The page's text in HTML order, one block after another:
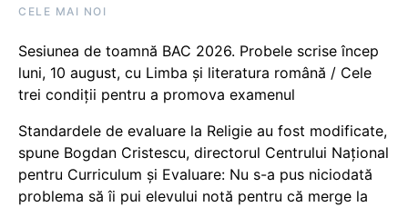
CELE MAI NOI
Sesiunea de toamnă BAC 2026. Probele scrise încep
luni, 10 august, cu Limba și literatura română / Cele
trei condiții pentru a promova examenul
Standardele de evaluare la Religie au fost modificate,
spune Bogdan Cristescu, directorul Centrului Național
pentru Curriculum și Evaluare: Nu s-a pus niciodată
problema să îi pui elevului notă pentru că merge la